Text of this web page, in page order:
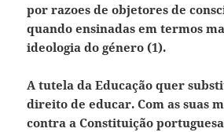
por razoes de objetores de
quando ensinadas em termos
ideologia do género (1).
A tutela da Educação quer
direito de educar. Com as suas
contra a Constituição